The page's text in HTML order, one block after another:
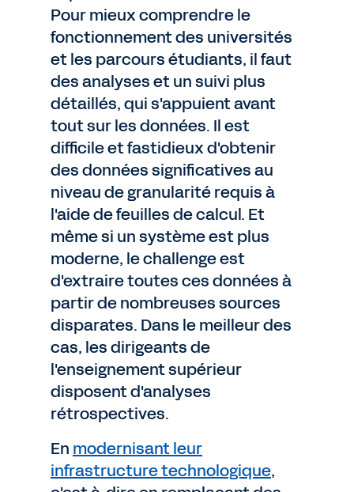
Pour mieux comprendre le
fonctionnement des universités
et les parcours étudiants, il faut
des analyses et un suivi plus
détaillés, qui s'appuient avant
tout sur les données. Il est
difficile et fastidieux d'obtenir
des données significatives au
niveau de granularité requis à
l'aide de feuilles de calcul. Et
même si un système est plus
moderne, le challenge est
d'extraire toutes ces données à
partir de nombreuses sources
disparates. Dans le meilleur des
cas, les dirigeants de
l'enseignement supérieur
disposent d'analyses
rétrospectives.
En modernisant leur
infrastructure technologique,